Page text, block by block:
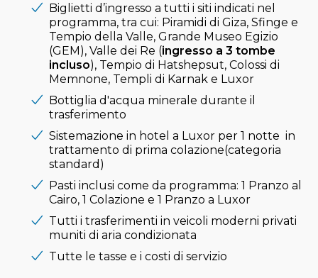
Biglietti d’ingresso a tutti i siti indicati nel
programma, tra cui: Piramidi di Giza, Sfinge e
Tempio della Valle, Grande Museo Egizio
(GEM), Valle dei Re (ingresso a 3 tombe
incluso), Tempio di Hatshepsut, Colossi di
Memnone, Templi di Karnak e Luxor
Bottiglia d'acqua minerale durante il
trasferimento
Sistemazione in hotel a Luxor per 1 notte in
trattamento di prima colazione(categoria
standard)
Pasti inclusi come da programma: 1 Pranzo al
Cairo, 1 Colazione e 1 Pranzo a Luxor
Tutti i trasferimenti in veicoli moderni privati
muniti di aria condizionata
Tutte le tasse e i costi di servizio